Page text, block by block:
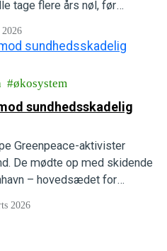
tage flere års nøl, før
økosystem
sundhedsskadelig
Greenpeace-aktivister
De mødte op med skidende
– hovedsædet for
2026